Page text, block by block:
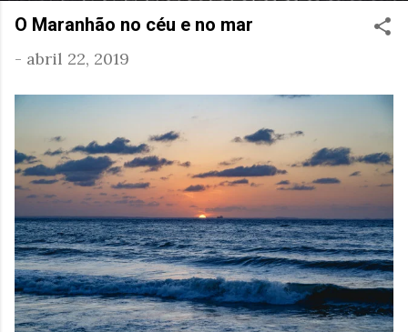
O Maranhão no céu e no mar
- abril 22, 2019